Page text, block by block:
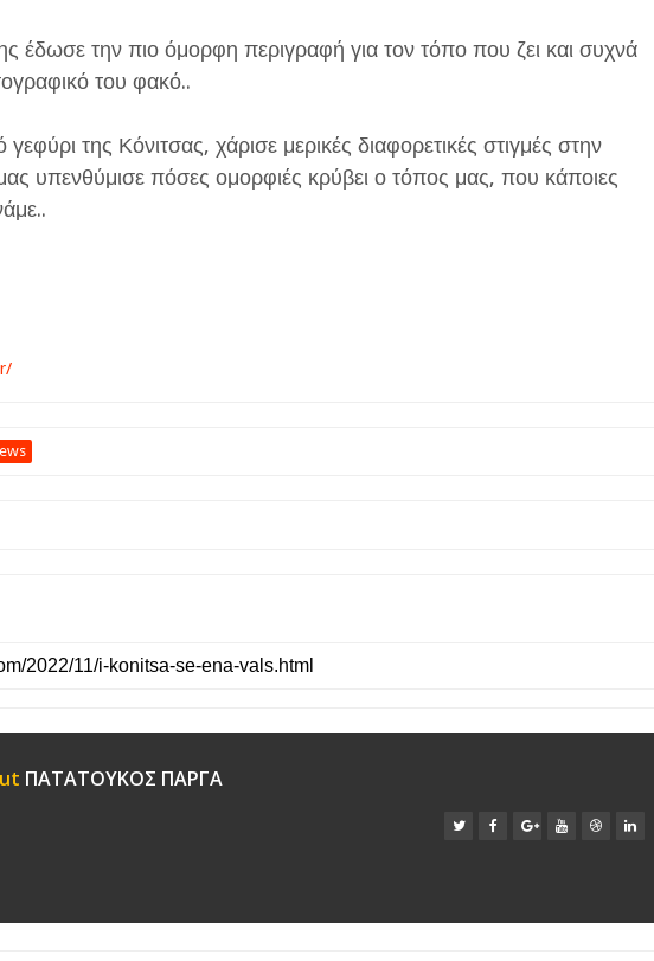
έδωσε την πιο όμορφη περιγραφή για τον τόπο που ζει και συχνά
του φακό..
της Κόνιτσας, χάρισε μερικές διαφορετικές στιγμές στην
υπενθύμισε πόσες ομορφιές κρύβει ο τόπος μας, που κάποιες
ΠΑΤΑΤΟΥΚΟΣ ΠΑΡΓΑ